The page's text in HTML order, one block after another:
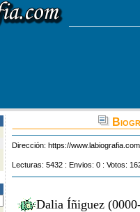
Dirección: https://
Lecturas: 5432 : Envios: 0 : Votos:
Dalia Íñiguez